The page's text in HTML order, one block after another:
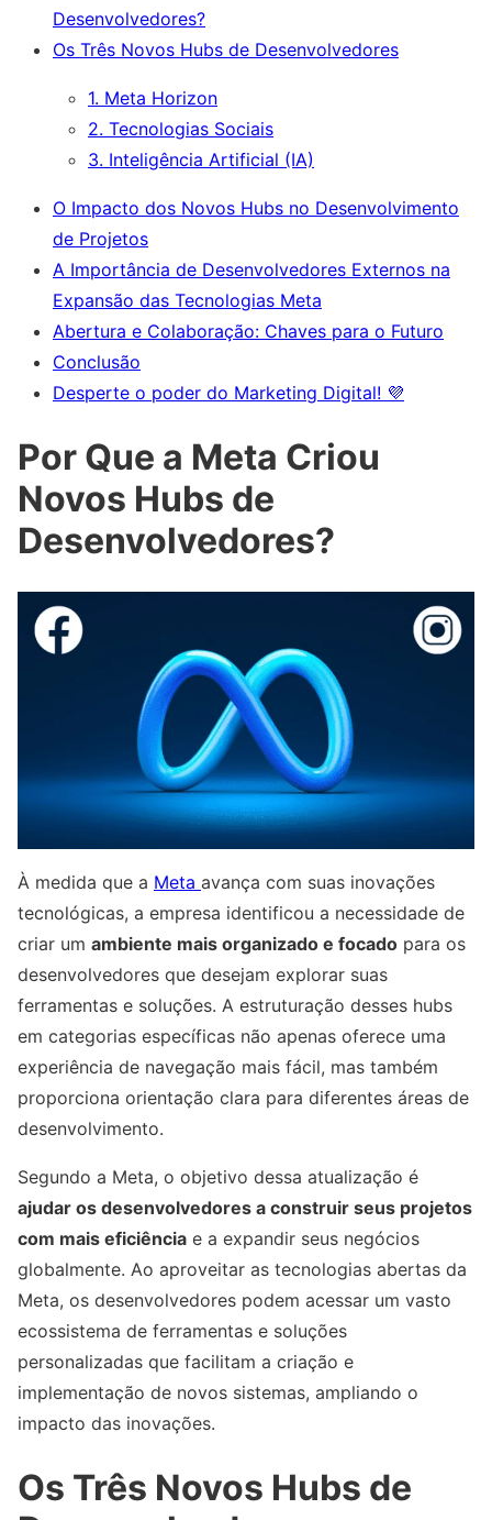
Desenvolvedores?
Os Três Novos Hubs de Desenvolvedores
1. Meta Horizon
2. Tecnologias Sociais
3. Inteligência Artificial (IA)
O Impacto dos Novos Hubs no Desenvolvimento
de Projetos
A Importância de Desenvolvedores Externos na
Expansão das Tecnologias Meta
Abertura e Colaboração: Chaves para o Futuro
Conclusão
Desperte o poder do Marketing Digital! 💜
Por Que a Meta Criou
Novos Hubs de
Desenvolvedores?
À medida que a Meta avança com suas inovações
tecnológicas, a empresa identificou a necessidade de
criar um ambiente mais organizado e focado para os
desenvolvedores que desejam explorar suas
ferramentas e soluções. A estruturação desses hubs
em categorias específicas não apenas oferece uma
experiência de navegação mais fácil, mas também
proporciona orientação clara para diferentes áreas de
desenvolvimento.
Segundo a Meta, o objetivo dessa atualização é
ajudar os desenvolvedores a construir seus projetos
com mais eficiência e a expandir seus negócios
globalmente. Ao aproveitar as tecnologias abertas da
Meta, os desenvolvedores podem acessar um vasto
ecossistema de ferramentas e soluções
personalizadas que facilitam a criação e
implementação de novos sistemas, ampliando o
impacto das inovações.
Os Três Novos Hubs de